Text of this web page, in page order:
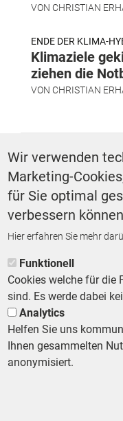
VON CHRISTIAN
ENDE DER KLIMA-
Klimaziele
ziehen die
VON CHRISTIAN
Stadtentwicklung
Footer First
MESSE KOMMUNAL
IMPRESSUM
Wir verwenden
Marketing-
für Sie optimal
verbessern
Hier erfahren Sie mehr
Funktionell
Cookies welche für die
sind. Es werde dabei
Analytics
Helfen Sie uns
Ihnen gesammelten
anonymisiert.